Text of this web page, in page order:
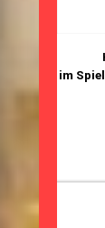
im